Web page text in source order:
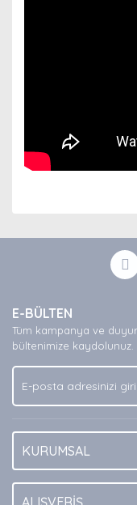
formunu kullanarak
Görüş ve
Ürün
Ürün bilgilerinde
Bu ürüne benzer
E-BÜLTEN
Tüm kampanya ve
bültenimize kaydolunuz.
KURUMSAL
ALIŞVERİŞ